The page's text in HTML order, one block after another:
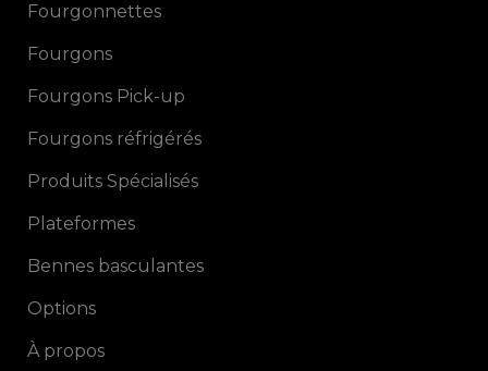
Fourgonnettes
Fourgons
Fourgons Pick-up
Fourgons réfrigérés
Produits Spécialisés
Plateformes
Bennes basculantes
Options
À propos